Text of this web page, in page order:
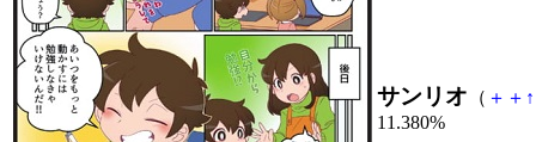
サンリオ （ ＋ ＋ ↑
11.380%